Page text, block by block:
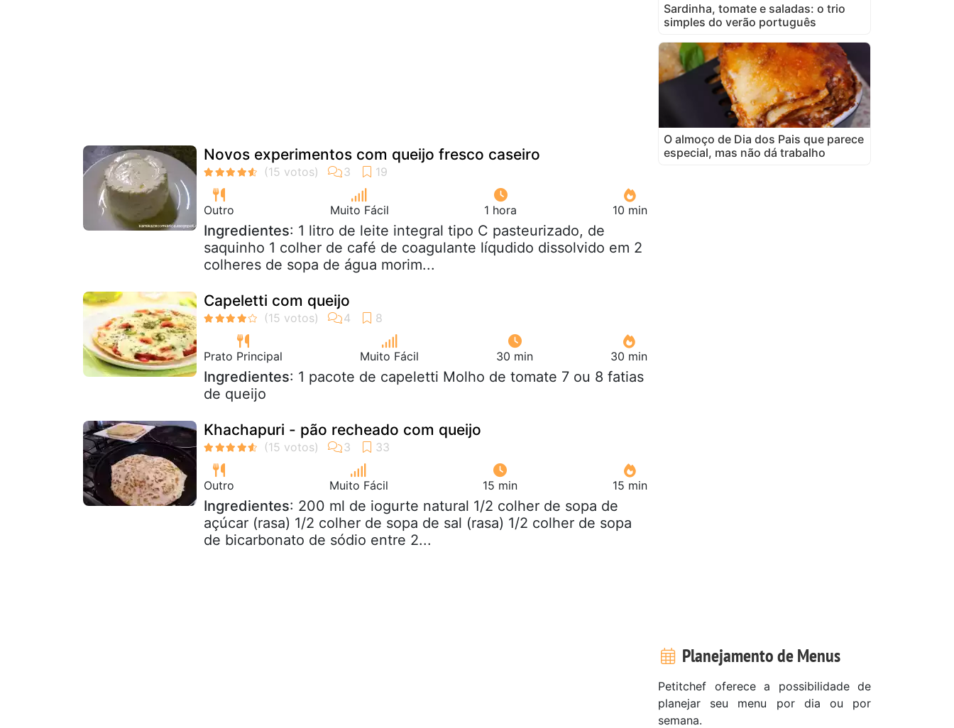
Novos experimentos com queijo fresco caseiro
Outro Muito Fácil 1 hora 10 min
Ingredientes: 1 litro de leite integral tipo C pasteurizado, de
saquinho 1 colher de café de coagulante líqudido dissolvido em 2
colheres de sopa de água morim...
Capeletti com queijo
Prato Principal Muito Fácil 30 min 30 min
Ingredientes: 1 pacote de capeletti Molho de tomate 7 ou 8 fatias
de queijo
Khachapuri - pão recheado com queijo
Outro Muito Fácil 15 min 15 min
Ingredientes: 200 ml de iogurte natural 1/2 colher de sopa de
açúcar (rasa) 1/2 colher de sopa de sal (rasa) 1/2 colher de sopa
de bicarbonato de sódio entre 2...
Sardinha, tomate e saladas: o trio
simples do verão português
O almoço de Dia dos Pais que parece
especial, mas não dá trabalho
Planejamento de Menus
Petitchef oferece a possibilidade de
planejar seu menu por dia ou por
semana.